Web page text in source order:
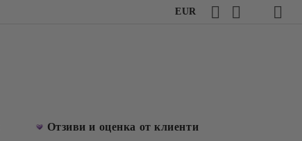
EUR
Отзиви и оценка от клиенти